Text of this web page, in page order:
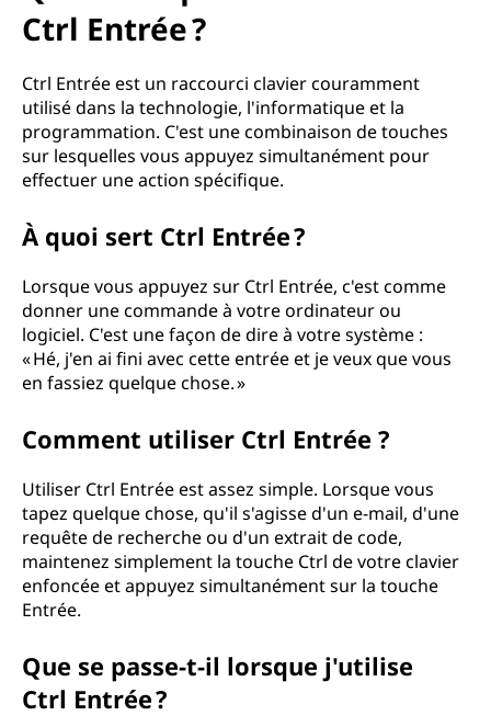
Ctrl Entrée ?
Ctrl Entrée est un raccourci clavier couramment
utilisé dans la technologie, l'informatique et la
programmation. C'est une combinaison de touches
sur lesquelles vous appuyez simultanément pour
effectuer une action spécifique.
À quoi sert Ctrl Entrée ?
Lorsque vous appuyez sur Ctrl Entrée, c'est comme
donner une commande à votre ordinateur ou
logiciel. C'est une façon de dire à votre système :
« Hé, j'en ai fini avec cette entrée et je veux que vous
en fassiez quelque chose. »
Comment utiliser Ctrl Entrée ?
Utiliser Ctrl Entrée est assez simple. Lorsque vous
tapez quelque chose, qu'il s'agisse d'un e-mail, d'une
requête de recherche ou d'un extrait de code,
maintenez simplement la touche Ctrl de votre clavier
enfoncée et appuyez simultanément sur la touche
Entrée.
Que se passe-t-il lorsque j'utilise
Ctrl Entrée ?